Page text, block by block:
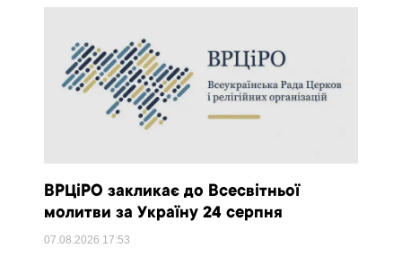
ВРЦіРО закликає до Всесвітньої
молитви за Україну 24 серпня
07.08.2026 17:53